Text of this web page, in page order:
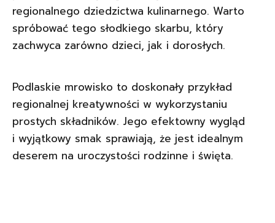
regionalnego dziedzictwa kulinarnego. Warto
spróbować tego słodkiego skarbu, który
zachwyca zarówno dzieci, jak i dorosłych.
Podlaskie mrowisko to doskonały przykład
regionalnej kreatywności w wykorzystaniu
prostych składników. Jego efektowny wygląd
i wyjątkowy smak sprawiają, że jest idealnym
deserem na uroczystości rodzinne i święta.